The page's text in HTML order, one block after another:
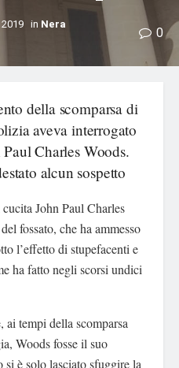
in Nera
0
della scomparsa di
aveva interrogato
Charles Woods.
alcun sospetto
John Paul Charles
fossato, che ha ammesso
l’effetto di stupefacenti e
ha fatto negli scorsi undici
ai tempi della scomparsa
Woods fosse il suo
è solo lasciato sfuggire la